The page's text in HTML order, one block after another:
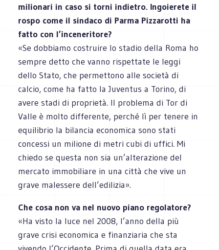
milionari in caso si torni indietro. Ingoierete il
rospo come il sindaco di Parma Pizzarotti ha
fatto con l’inceneritore?
«Se dobbiamo costruire lo stadio della Roma ho
sempre detto che vanno rispettate le leggi
dello Stato, che permettono alle società di
calcio, come ha fatto la Juventus a Torino, di
avere stadi di proprietà. Il problema di Tor di
Valle è molto differente, perché lì per tenere in
equilibrio la bilancia economica sono stati
concessi un milione di metri cubi di uffici. Mi
chiedo se questa non sia un’alterazione del
mercato immobiliare in una città che vive un
grave malessere dell’edilizia».
Che cosa non va nel nuovo piano regolatore?
«Ha visto la luce nel 2008, l’anno della più
grave crisi economica e finanziaria che sta